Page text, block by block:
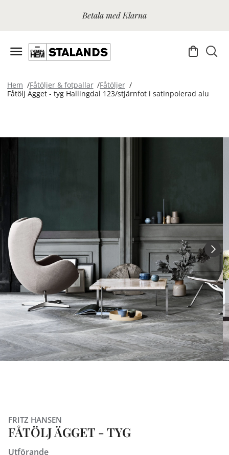
Betala med Klarna
Hem Fåtöljer & fotpallar
Fåtöljer
Fåtölj Ägget - tyg Hallingdal 123/stjärnfot i satinpolerad alu
FRITZ HANSEN
FÅTÖLJ ÄGGET - TYG
Utförande